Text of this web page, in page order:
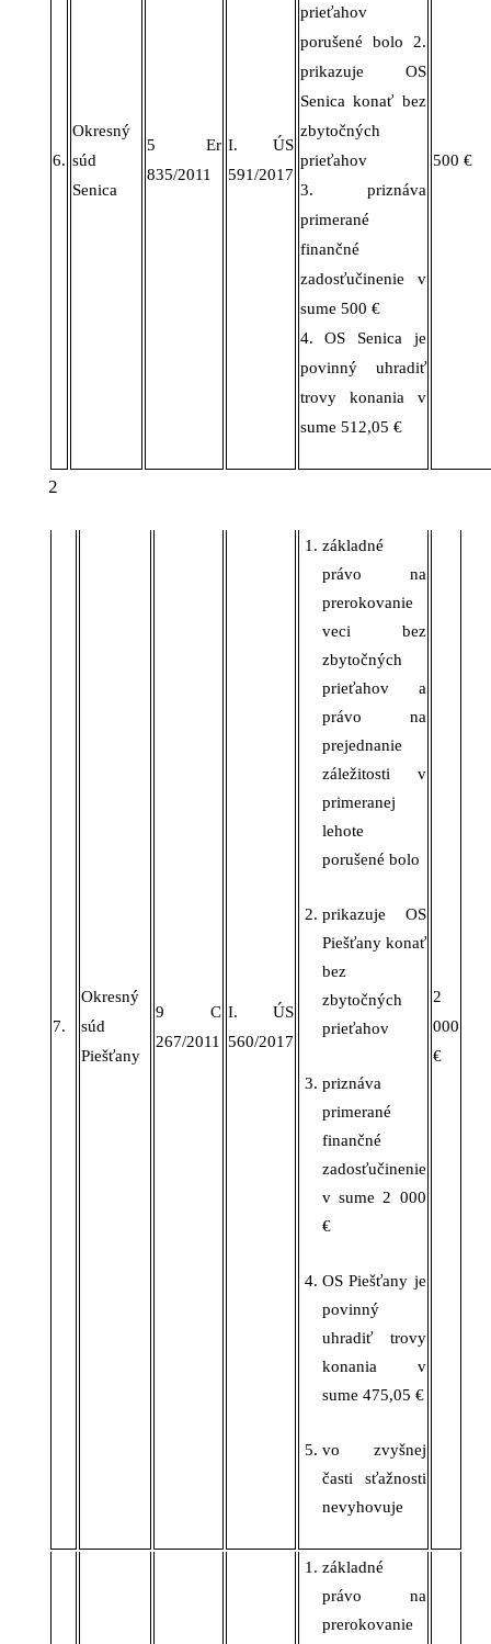
6.
Okresný
súd
Senica
5 Er
835/2011
I. ÚS
591/2017
prieťahov
porušené bolo 2.
prikazuje OS
Senica konať bez
zbytočných
prieťahov
3. priznáva
primerané
finančné
zadosťučinenie v
sume 500 €
4. OS Senica je
povinný uhradiť
trovy konania v
sume 512,05 €
500 €
2
7.
Okresný
súd
Piešťany
9 C
267/2011
I. ÚS
560/2017
základné
právo na
prerokovanie
veci bez
zbytočných
prieťahov a
právo na
prejednanie
záležitosti v
primeranej
lehote
porušené bolo
prikazuje OS
Piešťany konať
bez
zbytočných
prieťahov
priznáva
primerané
finančné
zadosťučinenie
v sume 2 000
€
OS Piešťany je
povinný
uhradiť trovy
konania v
sume 475,05 €
vo zvyšnej
časti sťažnosti
nevyhovuje
2
000
€
základné
právo na
prerokovanie